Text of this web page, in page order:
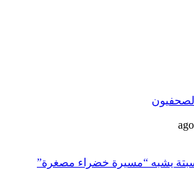
يشبه “مسيرة خضراء مصغرة”